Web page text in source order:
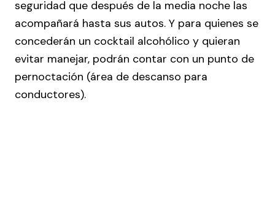
seguridad que después de la media noche las
acompañará hasta sus autos. Y para quienes se
concederán un cocktail alcohólico y quieran
evitar manejar, podrán contar con un punto de
pernoctación (área de descanso para
conductores).